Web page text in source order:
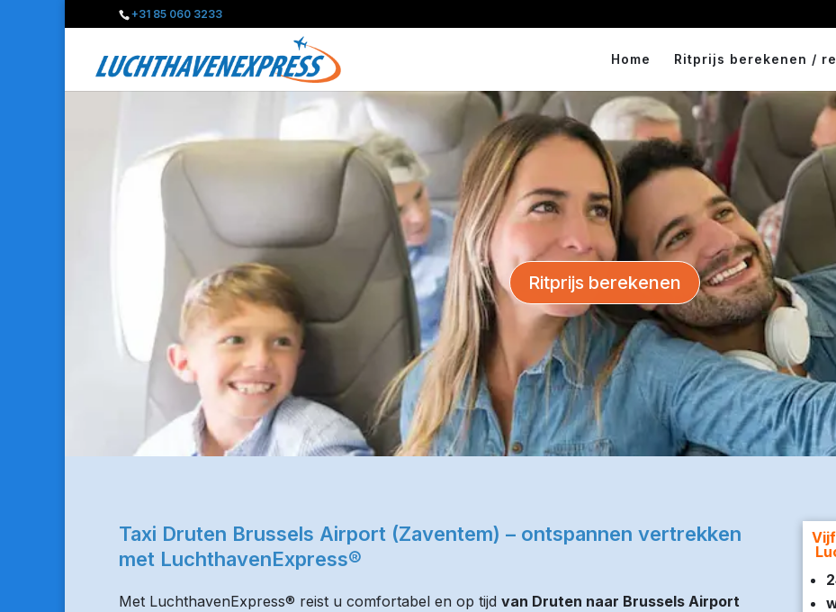
+31 85 060 3233
Home Ritprijs berekenen /
Ritprijs berekenen
Taxi Druten Brussels Airport (Zaventem) – ontspannen vertrekken
met LuchthavenExpress®
Met LuchthavenExpress® reist u comfortabel en op tijd van Druten naar Brussels Airport